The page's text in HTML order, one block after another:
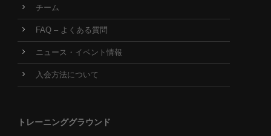
チーム
FAQ – よくある質問
ニュース・イベント情報
入会方法について
トレーニンググラウンド